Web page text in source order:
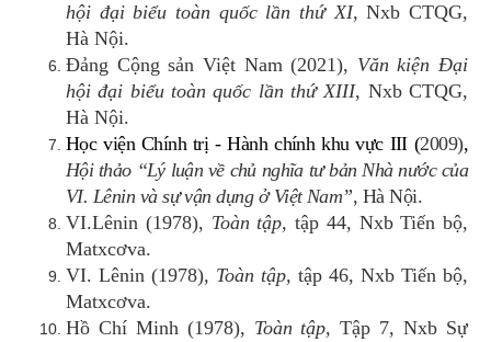
hội đại biểu toàn quốc lần thứ XI, Nxb CTQG,
Hà Nội.
Đảng Cộng sản Việt Nam (2021), Văn kiện Đại
hội đại biểu toàn quốc lần thứ XIII, Nxb CTQG,
Hà Nội.
Học viện Chính trị - Hành chính khu vực III (2009),
Hội thảo “Lý luận về chủ nghĩa tư bản Nhà nước của
VI. Lênin và sự vận dụng ở Việt Nam”, Hà Nội.
VI.Lênin (1978), Toàn tập, tập 44, Nxb Tiến bộ,
Matxcơva.
VI. Lênin (1978), Toàn tập, tập 46, Nxb Tiến bộ,
Matxcơva.
Hồ Chí Minh (1978), Toàn tập,Tập 7, Nxb Sự